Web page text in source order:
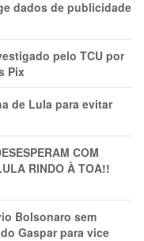
dados de publicidade
pelo TCU por
Pix
de Lula para evitar
COM
RINDO À TOA!!
Bolsonaro sem
Gaspar para vice